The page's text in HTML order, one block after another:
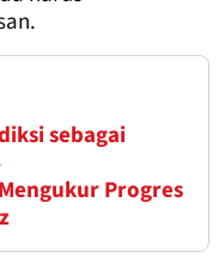
sebagai
Progres